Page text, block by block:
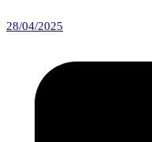
28/04/2025